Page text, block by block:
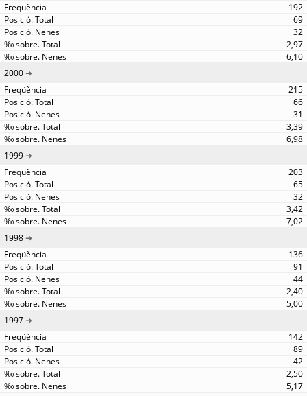
192
69
32
2,97
6,10
2000
215
66
31
3,39
6,98
1999
203
65
32
3,42
7,02
1998
136
91
44
2,40
5,00
1997
142
89
42
2,50
5,17